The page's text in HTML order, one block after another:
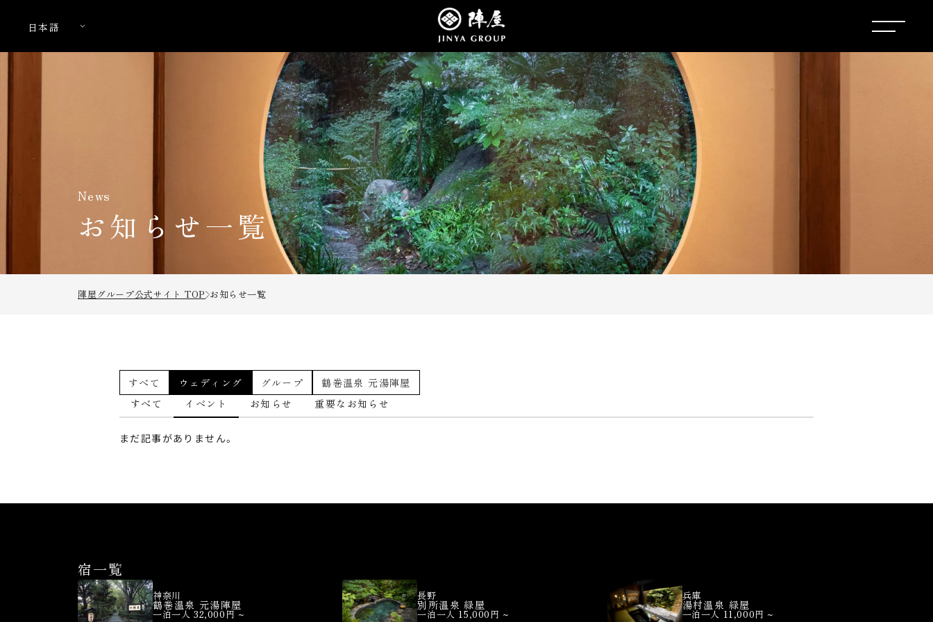
News
お知らせ一覧
陣屋グループ公式サイト TOP お知らせ一覧
すべて ウェディング グループ
鶴巻温泉 元湯陣屋
すべて
イベント お知らせ 重要なお知らせ
まだ記事がありません。
宿一覧
神奈川
鶴巻温泉 元湯陣屋
一泊一人 32,000円 ~
長野
別所温泉 緑屋
一泊一人 15,000円 ~
兵庫
湯村温泉 緑屋
一泊一人 11,000円 ~